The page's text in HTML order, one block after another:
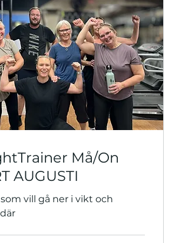
Må/On
AUGUSTI
vill gå ner i vikt och